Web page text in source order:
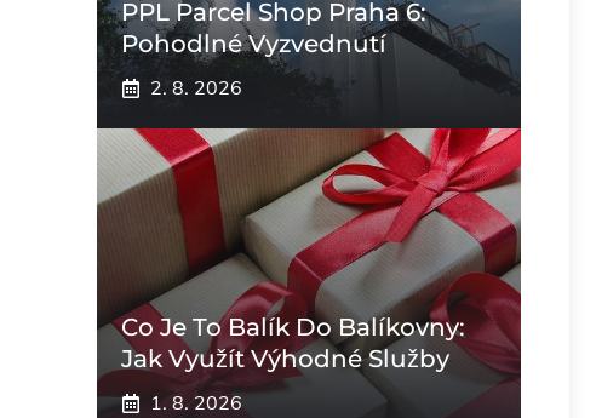
PPL Parcel Shop Praha 6:
Pohodlné Vyzvednutí
2. 8. 2026
Co Je To Balík Do Balíkovny:
Jak Využít Výhodné Služby
1. 8. 2026